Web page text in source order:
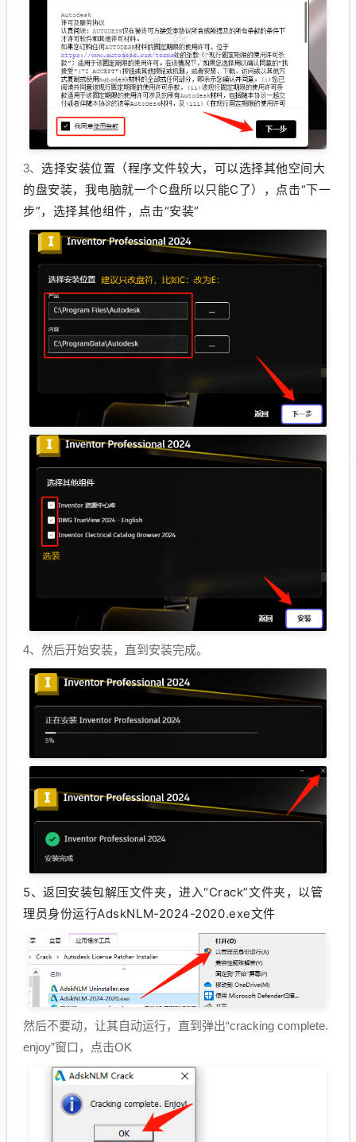
3、 选择安装位置（程序文件较大，可以选择其他空间大
的盘安装，我电脑就一个C盘所以只能C了），点击“下一
步”，选择其他组件，点击“安装”
4、然后开始安装，直到安装完成。
5、返回安装包解压文件夹，进入“Crack”文件夹，以管
理员身份运行AdskNLM-2024-2020.exe文件
然后不要动，让其自动运行，直到弹出“cracking complete.
enjoy”窗口，点击OK